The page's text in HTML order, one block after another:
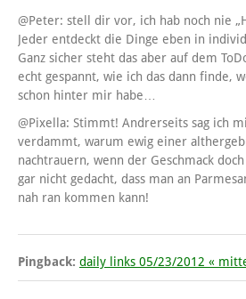
@Peter: stell dir vor, ich hab noch nie
Jeder entdeckt die Dinge eben in
Ganz sicher steht das aber auf dem
echt gespannt, wie ich das dann finde,
schon hinter mir habe…
@Pixella: Stimmt! Andrerseits sag ich
verdammt, warum ewig einer
nachtrauern, wenn der Geschmack
gar nicht gedacht, dass man an
nah ran kommen kann!
Pingback: daily links 05/23/2012 «